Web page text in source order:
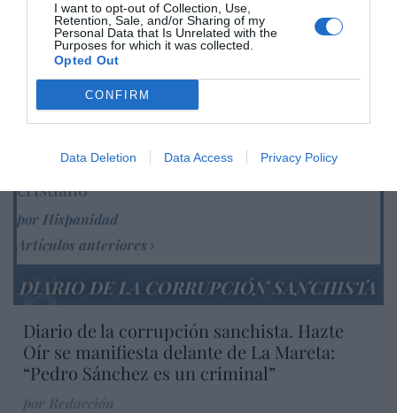
I want to opt-out of Collection, Use,
Retention, Sale, and/or Sharing of my
Personal Data that Is Unrelated with the
Purposes for which it was collected.
Opted Out
CONFIRM
Data Deletion Data Access Privacy Policy
de Nueva York: destrozan una imagen de la
Virgen María
Redacción
Marcelo Gullo: “El trabajo de desmitificar la
historia, de poner la verdadera, de
desmontar la falsificación, es un trabajo
cristiano"
por Hispanidad
Artículos anteriores
DIARIO DE LA CORRUPCIÓN SANCHISTA
Diario de la corrupción sanchista. Hazte
Oír se manifiesta delante de La Mareta:
“Pedro Sánchez es un criminal”